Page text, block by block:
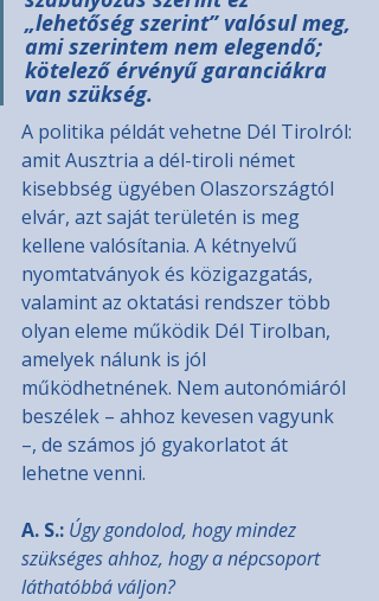
„lehetőség szerint” valósul meg,
ami szerintem nem elegendő;
kötelező érvényű garanciákra
van szükség.
A politika példát vehetne Dél Tirolról:
amit Ausztria a dél-tiroli német
kisebbség ügyében Olaszországtól
elvár, azt saját területén is meg
kellene valósítania. A kétnyelvű
nyomtatványok és közigazgatás,
valamint az oktatási rendszer több
olyan eleme működik Dél Tirolban,
amelyek nálunk is jól
működhetnének. Nem autonómiáról
beszélek – ahhoz kevesen vagyunk
–, de számos jó gyakorlatot át
lehetne venni.
A. S.: Úgy gondolod, hogy mindez
szükséges ahhoz, hogy a népcsoport
láthatóbbá váljon?